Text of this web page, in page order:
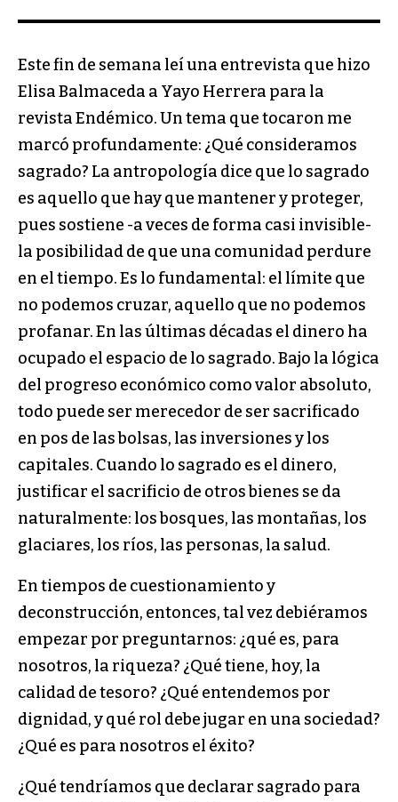
Este fin de semana leí una entrevista que hizo
Elisa Balmaceda a Yayo Herrera para la
revista Endémico. Un tema que tocaron me
marcó profundamente: ¿Qué consideramos
sagrado? La antropología dice que lo sagrado
es aquello que hay que mantener y proteger,
pues sostiene -a veces de forma casi invisible-
la posibilidad de que una comunidad perdure
en el tiempo. Es lo fundamental: el límite que
no podemos cruzar, aquello que no podemos
profanar. En las últimas décadas el dinero ha
ocupado el espacio de lo sagrado. Bajo la lógica
del progreso económico como valor absoluto,
todo puede ser merecedor de ser sacrificado
en pos de las bolsas, las inversiones y los
capitales. Cuando lo sagrado es el dinero,
justificar el sacrificio de otros bienes se da
naturalmente: los bosques, las montañas, los
glaciares, los ríos, las personas, la salud.
En tiempos de cuestionamiento y
deconstrucción, entonces, tal vez debiéramos
empezar por preguntarnos: ¿qué es, para
nosotros, la riqueza? ¿Qué tiene, hoy, la
calidad de tesoro? ¿Qué entendemos por
dignidad, y qué rol debe jugar en una sociedad?
¿Qué es para nosotros el éxito?
¿Qué tendríamos que declarar sagrado para